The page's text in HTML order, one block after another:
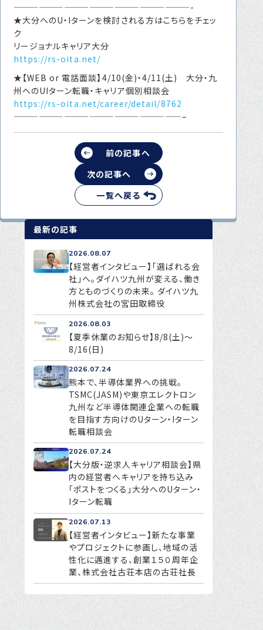
—————————————————————-
★大分へのU・Iターンを検討される方はこちらをチェッ
ク
リージョナルキャリア大分
https://rs-oita.net/
★【WEB or 電話面談】4/10(金)・4/11(土) 大分・九
州へのUIターン転職・キャリア個別相談会
https://rs-oita.net/career/detail/8762
————————————————————–
前の記事へ
一覧へ戻る
次の記事へ
最新の記事
2026.08.07
【経営者インタビュー】「選ばれる会
社」へ。ダイハツ九州が変える、働き
方とものづくりの未来。 ダイハツ九
州株式会社の宮田取締役
2026.08.03
【夏季休業のお知らせ】8/8(土)～
8/16(日)
2026.07.24
熊本で、半導体業界への挑戦。
TSMC(JASM)や東京エレクトロン
九州など半導体関連企業への転職
を目指す方向けのUターン・Iターン
転職相談会
2026.07.24
【大分版・逆求人キャリア相談会】県
内の経営者へキャリアを持ち込み
「ポストをつくる」大分へのUターン・
Iターン転職
2026.07.13
【経営者インタビュー】新たな事業
やプロジェクトに参画し、地域の活
性化に邁進する、創業１５０周年企
業、株式会社古荘本店の古荘社長